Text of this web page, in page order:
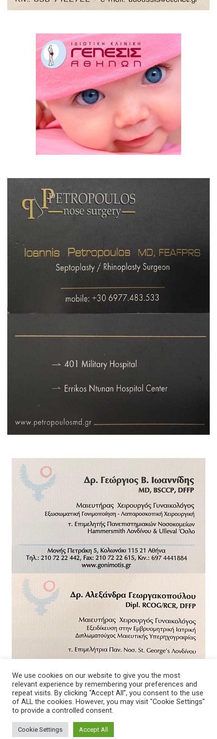
© 2026 - Νοσοκομείο. All Rights Reserved.
We use cookies on our website to give you the most
relevant experience by remembering your preferences and
repeat visits. By clicking “Accept All”, you consent to the use
of ALL the cookies. However, you may visit "Cookie Settings"
to provide a controlled consent.
Cookie Settings Accept All